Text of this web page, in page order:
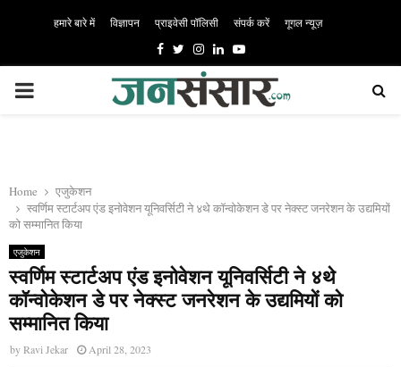
हमारे बारे में विज्ञापन प्राइवेसी पॉलिसी संपर्क करें गूगल न्यूज़
Facebook
TwitterInstagram
LinkedinYoutube
PRIMARY
Home
एजुकेशन
स्वर्णिम स्टार्टअप एंड इनोवेशन यूनिवर्सिटी ने ४थे कॉन्वोकेशन डे पर नेक्स्ट जनरेशन के उद्यमियों
को सम्मानित किया
एजुकेशन
स्वर्णिम स्टार्टअप एंड इनोवेशन यूनिवर्सिटी ने ४थे
कॉन्वोकेशन डे पर नेक्स्ट जनरेशन के उद्यमियों को
सम्मानित किया
byRavi Jekar April 28, 2023